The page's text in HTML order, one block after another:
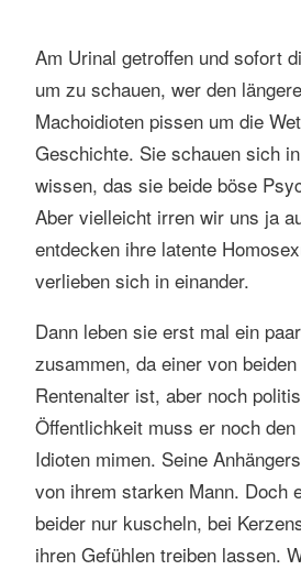
Am Urinal getroffen und sofort
um zu schauen, wer den
Machoidioten pissen um die
Geschichte. Sie schauen sich
wissen, das sie beide böse
Aber vielleicht irren wir uns ja
entdecken ihre latente
verlieben sich in einander.
Dann leben sie erst mal ein
zusammen, da einer von
Rentenalter ist, aber noch
Öffentlichkeit muss er noch den
Idioten mimen. Seine
von ihrem starken Mann. Doch
beider nur kuscheln, bei
ihren Gefühlen treiben lassen.
e
a
r
h
i
l
a
s
s